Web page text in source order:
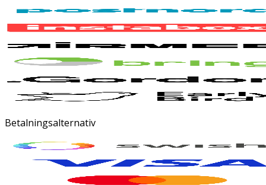
Betalningsalternativ